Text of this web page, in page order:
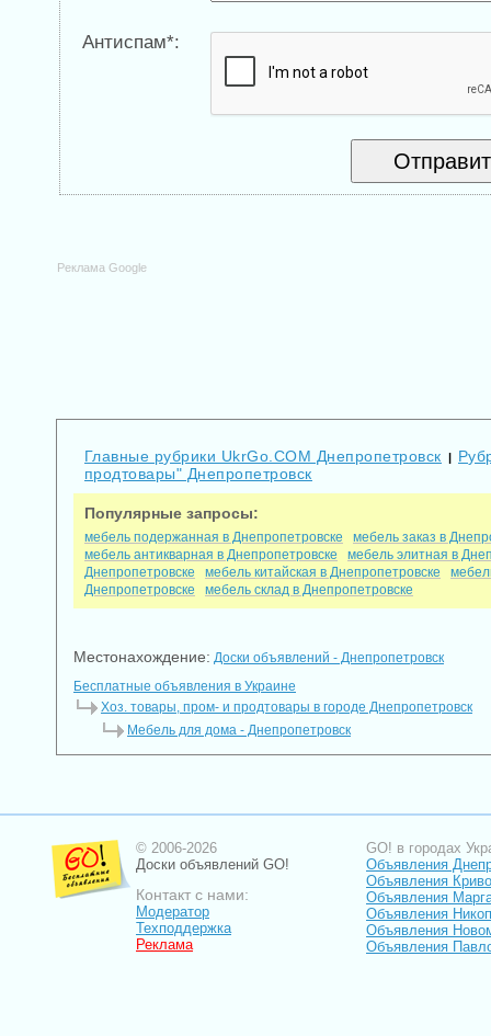
Антиспам*:
Реклама Google
Главные рубрики UkrGo.COM Днепропетровск
продтовары" Днепропетровск
Популярные запросы:
мебель подержанная в Днепропетровске
мебель заказ в
мебель антикварная в Днепропетровске
мебель элитная в
Днепропетровске
мебель китайская в Днепропетровске
Днепропетровске
мебель склад в Днепропетровске
Местонахождение: Доски объявлений - Днепропетровск
Бесплатные объявления в Украине
Хоз. товары, пром- и продтовары в городе Днепропетровск
Мебель для дома - Днепропетровск
© 2006-2026
Доски объявлений GO!
Контакт с нами:
Модератор
Техподдержка
Реклама
GO! в городах
Объявления
Объявления
Объявления
Объявления
Объявления
Объявления